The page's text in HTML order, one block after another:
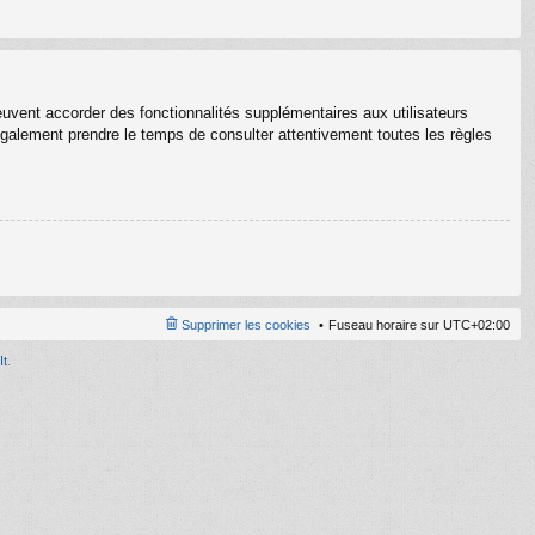
accorder des fonctionnalités supplémentaires aux utilisateurs
prendre le temps de consulter attentivement toutes les règles
Fuseau horaire sur UTC+02:00
Supprimer les cookies